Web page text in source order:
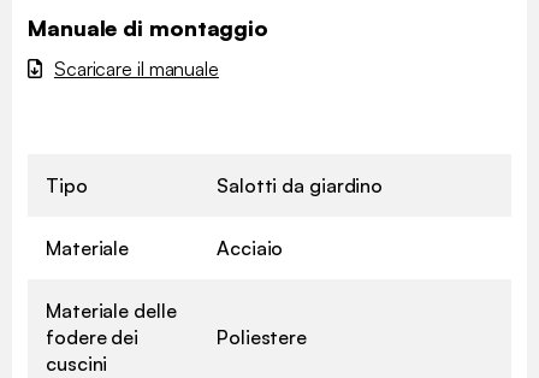
Manuale di montaggio
Scaricare il manuale
Tipo Salotti da giardino
Materiale Acciaio
Materiale delle
fodere dei
cuscini
Poliestere